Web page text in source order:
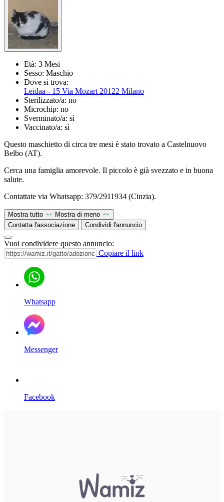
Età: 3 Mesi
Sesso: Maschio
Dove si trova:
Leidaa - 15 Via Mozart 20122 Milano
Sterilizzato/a: no
Microchip: no
Sverminato/a: sì
Vaccinato/a: sì
Questo maschietto di circa tre mesi è stato trovato a Castelnuovo
Belbo (AT).
Cerca una famiglia amorevole. Il piccolo è già svezzato e in buona
salute.
Contattate via Whatsapp: 379/2911934 (Cinzia).
Mostra tutto
Mostra di meno
Contatta l'associazione
Condividi l'annuncio
Vuoi condividere questo annuncio:
Copiare il link
Whatsapp
Messenger
Facebook